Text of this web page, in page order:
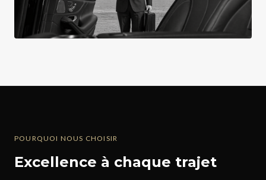
POURQUOI NOUS CHOISIR
Excellence à chaque trajet